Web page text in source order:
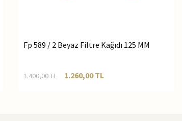
Fp 589 / 2 Beyaz Filtre Kağıdı 125 MM
1.400,00TL 1.260,00TL